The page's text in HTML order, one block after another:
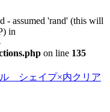
- assumed 'rand' (this will
in
on line 135
シェイプ×内クリア